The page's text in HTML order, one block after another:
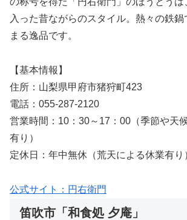
入った昔ながらのスタイル。熱々の鉄
まる逸品です。
【基本情報】
住所：山梨県甲府市猪狩町423
電話：055-287-2120
営業時間：10：30～17：00（季節や天
有り）
定休日：年中無休（荒天による休業有り
公式サイト：円右衛門
笛吹市「和食処 夕庵」